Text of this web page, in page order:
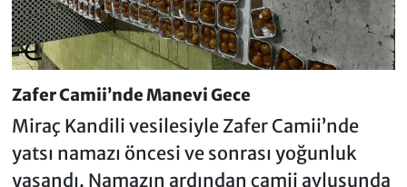
Zafer Camii’nde Manevi Gece
Miraç Kandili vesilesiyle Zafer Camii’nde
yatsı namazı öncesi ve sonrası yoğunluk
yaşandı. Namazın ardından camii avlusunda